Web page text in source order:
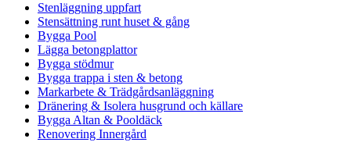
Stenläggning uppfart
Stensättning runt huset & gång
Bygga Pool
Lägga betongplattor
Bygga stödmur
Bygga trappa i sten & betong
Markarbete & Trädgårdsanläggning
Dränering & Isolera husgrund och källare
Bygga Altan & Pooldäck
Renovering Innergård